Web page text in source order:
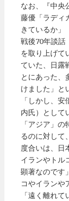
なお、『中央
藤優「ラディ
きているか」
戦後70年談話
を取り上げて
ていた、日露
とにあった、
けました」と
「しかし、
内氏）として
「アジア」
るのに対して
度合いは、日
イランやトル
顕著なのです
コやイランや
「遠く離れ